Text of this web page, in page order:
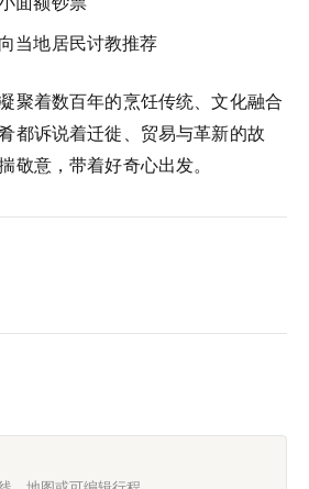
当地居民讨教推荐
聚着数百年的烹饪传统、文化融合
都诉说着迁徙、贸易与革新的故
敬意，带着好奇心出发。